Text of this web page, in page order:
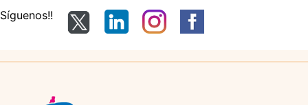
Síguenos!!